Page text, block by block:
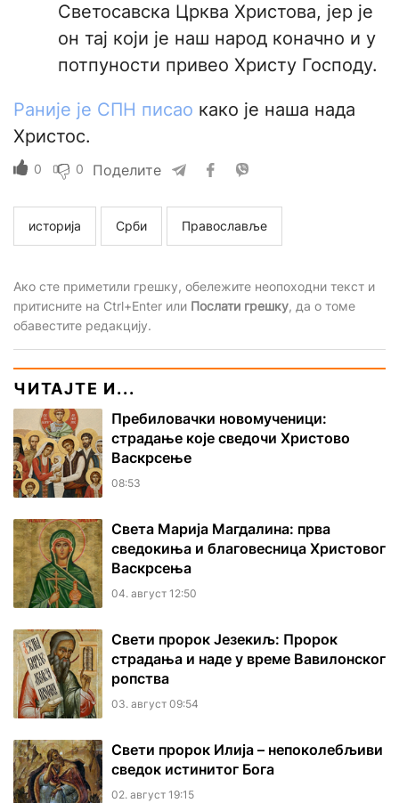
Светосавска Црква Христова, јер је
он тај који је наш народ коначно и у
потпуности привео Христу Господу.
Раније је СПН писао како је наша нада
Христос.
0 0 Поделите
историја Срби Православље
Ако сте приметили грешку, обележите неопоходни текст и
притисните на Ctrl+Enter или Послати грешку, да о томе
обавестите редакцију.
ЧИТАЈТЕ И...
Пребиловачки новомученици:
страдање које сведочи Христово
Васкрсење
08:53
Света Марија Магдалина: прва
сведокиња и благовесница Христовог
Васкрсења
04. август 12:50
Свети пророк Језекиљ: Пророк
страдања и наде у време Вавилонског
ропства
03. август 09:54
Свети пророк Илија – непоколебљиви
сведок истинитог Бога
02. август 19:15